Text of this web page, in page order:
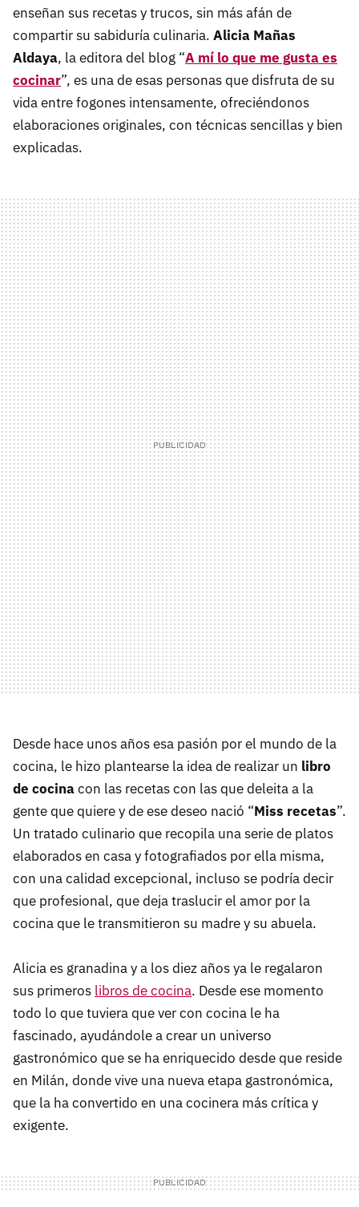
enseñan sus recetas y trucos, sin más afán de
compartir su sabiduría culinaria. Alicia Mañas
Aldaya, la editora del blog “A mí lo que me gusta es
cocinar”, es una de esas personas que disfruta de su
vida entre fogones intensamente, ofreciéndonos
elaboraciones originales, con técnicas sencillas y bien
explicadas.
Desde hace unos años esa pasión por el mundo de la
cocina, le hizo plantearse la idea de realizar un libro
de cocinacon las recetas con las que deleita a la
gente que quiere y de ese deseo nació “Miss recetas”.
Un tratado culinario que recopila una serie de platos
elaborados en casa y fotografiados por ella misma,
con una calidad excepcional, incluso se podría decir
que profesional, que deja traslucir el amor por la
cocina que le transmitieron su madre y su abuela.
Alicia es granadina y a los diez años ya le regalaron
sus primeros libros de cocina. Desde ese momento
todo lo que tuviera que ver con cocina le ha
fascinado, ayudándole a crear un universo
gastronómico que se ha enriquecido desde que reside
en Milán, donde vive una nueva etapa gastronómica,
que la ha convertido en una cocinera más crítica y
exigente.